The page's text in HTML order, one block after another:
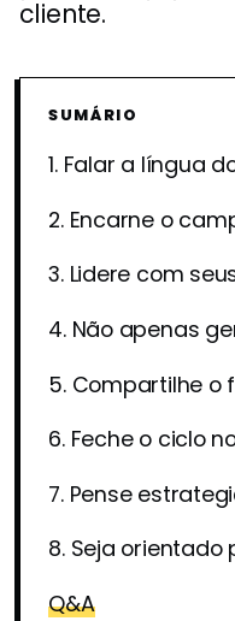
cliente.
SUMÁRIO
1. Falar a língua
2. Encarne o
3. Lidere com
4. Não apenas
5. Compartilhe o
6. Feche o ciclo
7. Pense
8. Seja
Q&A